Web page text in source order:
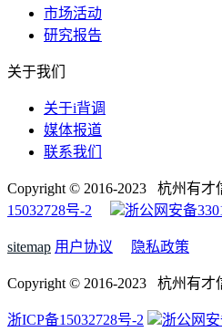
市场活动
研究报告
关于我们
关于i背调
媒体报道
联系我们
Copyright © 2016-2023 杭州有
15032728号-2
浙公网安备
sitemap 用户协议 隐私政策
Copyright © 2016-2023 杭州有才
浙ICP备15032728号-2
浙公网安